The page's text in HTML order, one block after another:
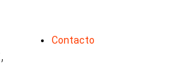
Contacto